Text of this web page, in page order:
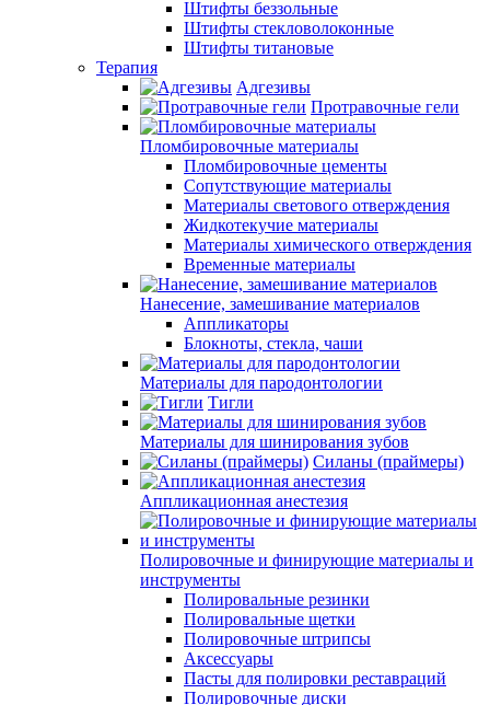
Штифты беззольные
Штифты стекловолоконные
Штифты титановые
Терапия
Адгезивы
Протравочные гели
Пломбировочные материалы
Пломбировочные цементы
Сопутствующие материалы
Материалы светового отверждения
Жидкотекучие материалы
Материалы химического отверждения
Временные материалы
Нанесение, замешивание материалов
Аппликаторы
Блокноты, стекла, чаши
Материалы для пародонтологии
Тигли
Материалы для шинирования зубов
Силаны (праймеры)
Аппликационная анестезия
Полировочные и финирующие материалы и
инструменты
Полировальные резинки
Полировальные щетки
Полировочные штрипсы
Аксессуары
Пасты для полировки реставраций
Полировочные диски